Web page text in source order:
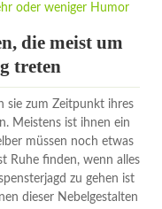
die meist um
treten
sie zum Zeitpunkt ihres
Meistens ist ihnen ein
müssen noch etwas
Ruhe finden, wenn alles
zu gehen ist
dieser Nebelgestalten